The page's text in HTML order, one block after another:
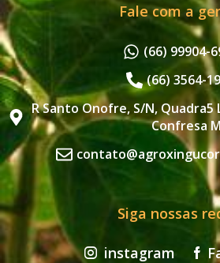
Fale com a
(66) 99904-
(66) 3564-
R Santo Onofre, S/N,
Confresa
Siga nossas
instagram